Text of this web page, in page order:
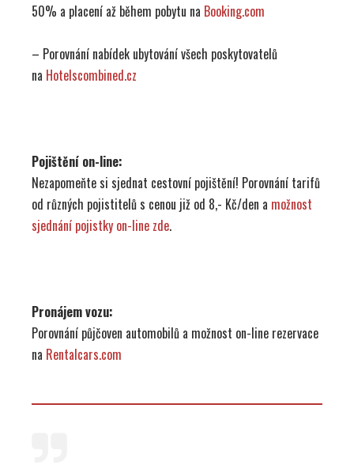
50% a placení až během pobytu na Booking.com
– Porovnání nabídek ubytování všech poskytovatelů
na Hotelscombined.cz
Pojištění on-line:
Nezapomeňte si sjednat cestovní pojištění! Porovnání tarifů
od různých pojistitelů s cenou již od 8,- Kč/den a možnost
sjednání pojistky on-line zde.
Pronájem vozu:
Porovnání půjčoven automobilů a možnost on-line rezervace
na Rentalcars.com